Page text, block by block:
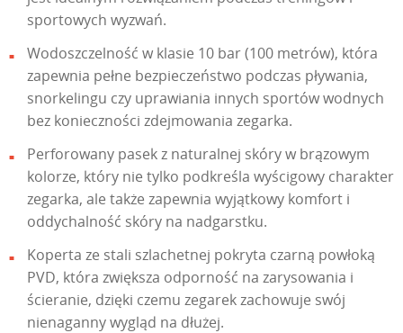
sportowych wyzwań.
Wodoszczelność w klasie 10 bar (100 metrów), która
zapewnia pełne bezpieczeństwo podczas pływania,
snorkelingu czy uprawiania innych sportów wodnych
bez konieczności zdejmowania zegarka.
Perforowany pasek z naturalnej skóry w brązowym
kolorze, który nie tylko podkreśla wyścigowy charakter
zegarka, ale także zapewnia wyjątkowy komfort i
oddychalność skóry na nadgarstku.
Koperta ze stali szlachetnej pokryta czarną powłoką
PVD, która zwiększa odporność na zarysowania i
ścieranie, dzięki czemu zegarek zachowuje swój
nienaganny wygląd na dłużej.